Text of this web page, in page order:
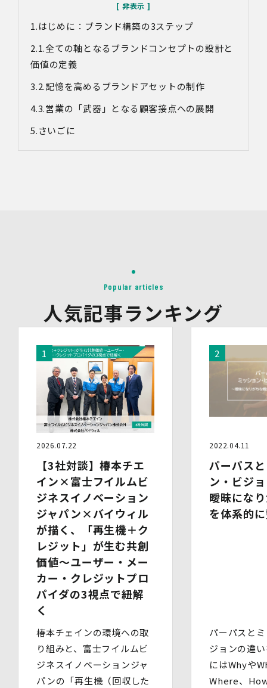
対象情報
利用目的
・お問い合わせ対応の品質向上及びお問い合わせ内容等の
・取得した情報を解析又は分析して、当社サービス「環境
グ」「ブランドコンサルティング」の改善・開発を行うた
(2)提供される個人情報の内容
会社名・所属団体等の名称、所属名、役職名等の肩書、氏
セミナーを通じて取得した情報
(3)第三者提供の方法
(4)その他
上記の内容によらない個人情報の第三者提供を行う場合に
は、あらかじめ本人に対し個別具体的な内容を提示して同
意を得ます。
5.委託
当社は、上記利用目的の達成に必要な範囲内において、個
人情報の取扱いの全部又は一部を委託する場合がありま
す。個人情報の取扱いを外部に委託する際は、十分な情報
委託先には必要かつ適切な監督を行います。
6.安全管理措置
当社は、個人情報保護法、個人情報保護方針及び本方針に
従って、個人データ（個人情報保護法第16条第３項により
定義された「個人データ」をいい、以下同様とします。）
を適切に取り扱い、正確かつ最新のものとするよう適切な
処置を講じます。
また、個人データの漏えい、滅失又は毀損の防止その他の
個人データの保護のため、個人データを適切かつ安全に管
理します。
当社は、個人情報を適切に取り扱うため、以下の安全管理
(1)組織的安全管理措置
・ 個人データの取扱いに関する責任者を定め、報告連絡
・ 個人情報の取扱状況について定期的な点検及び監査を
実施しています。
はじめに： ブランド構築の3ステップ
1.全ての軸となるブランドコンセプトの設計と
価値の定義
2.記憶を高めるブランドアセットの制作
3.営業の「武器」となる顧客接点への展開
さいごに
Popular articles
人気記事ランキング
2026.07.22
【3社対談】椿本チエ
イン×富士フイルムビ
ジネスイノベーション
ジャパン×バイウィル
が描く、「再生機＋ク
レジット」が生む共創
価値～ユーザー・メー
カー・クレジットプロ
パイダの3視点で紐解
く
椿本チェインの環境への取
り組みと、富士フイルムビ
ジネスイノベーションジャ
パンの「再生機（回収した
2022.04.11
パーパス
ン・ビジ
曖昧にな
を体系的
パーパスと
ジョンの違
にはWhyや
Where、